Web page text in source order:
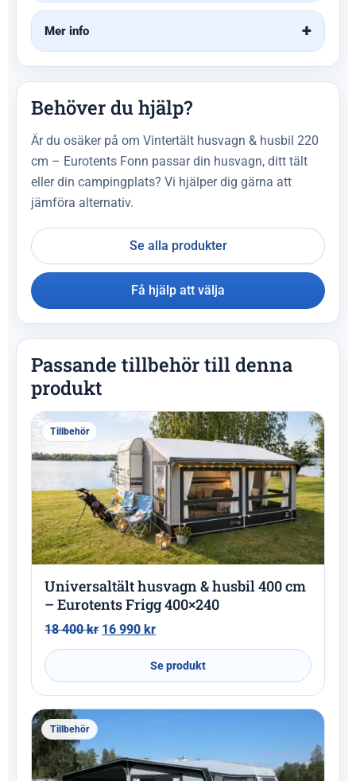
Mer info
Behöver du hjälp?
Är du osäker på om Vintertält husvagn & husbil 220
cm – Eurotents Fonn passar din husvagn, ditt tält
eller din campingplats? Vi hjälper dig gärna att
jämföra alternativ.
Se alla produkter
Få hjälp att välja
Passande tillbehör till denna
produkt
Tillbehör
Universaltält husvagn & husbil 400 cm
– Eurotents Frigg 400×240
18 400kr 16 990 kr
Se produkt
Tillbehör